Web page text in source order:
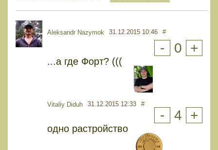
Aleksandr Nazymok 31.12.2015 10:46 #
- 0 +
...а где Форт? (((
Vitaliy Diduh 31.12.2015 12:33 #
- 4 +
одно растройство